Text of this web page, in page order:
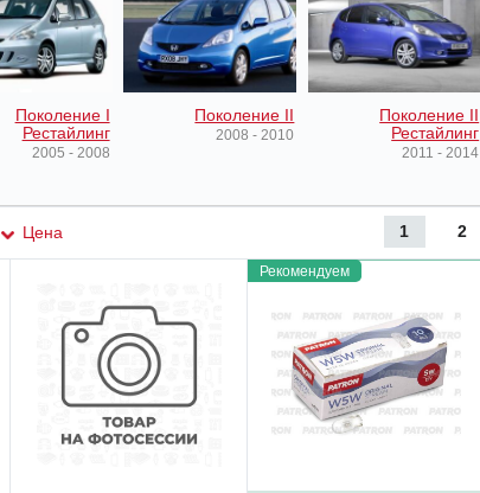
Поколение I
Рестайлинг
2005 - 2008
Поколение II
2008 - 2010
Поколение II
Рестайлинг
2011 - 2014
Цена 1 2
Рекомендуем